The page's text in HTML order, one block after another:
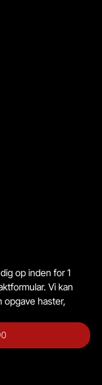
op inden for 1
Vi kan
opgave haster,